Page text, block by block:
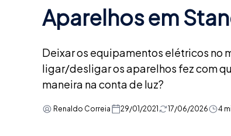
Aparelhos em
Deixar os equipamentos elétricos no
ligar/desligar os aparelhos fez com
maneira na conta de luz?
Renaldo Correia 29/01/2021 17/06/2026 4